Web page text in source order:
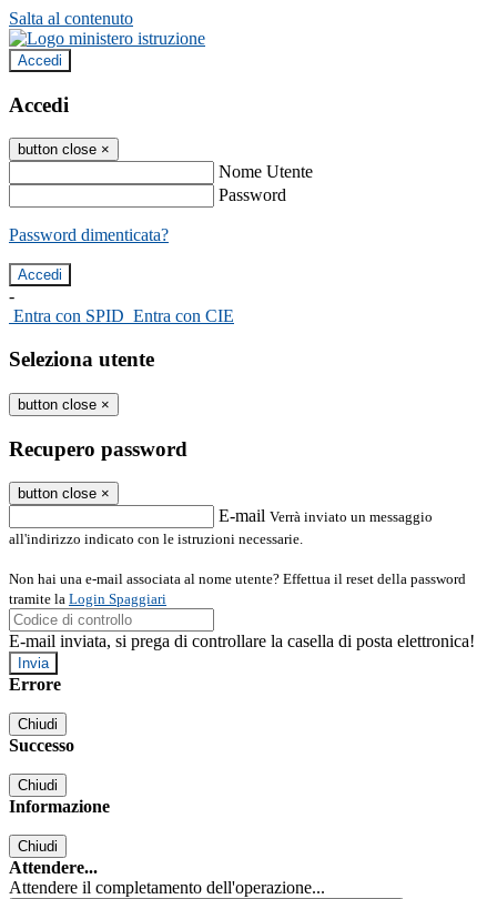
Salta al contenuto
Accedi
Accedi
button close ×
Nome Utente
Password
Password dimenticata?
-
Entra con SPID Entra con CIE
Seleziona utente
button close ×
Recupero password
button close ×
E-mail Verrà inviato un messaggio
all'indirizzo indicato con le istruzioni necessarie.
Non hai una e-mail associata al nome utente? Effettua il reset della password
tramite la Login Spaggiari
E-mail inviata, si prega di controllare la casella di posta elettronica!
Errore
Chiudi
Successo
Chiudi
Informazione
Chiudi
Attendere...
Attendere il completamento dell'operazione...